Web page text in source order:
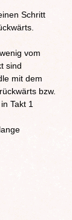
Schritt
vom
sind
mit dem
bzw.
Takt 1